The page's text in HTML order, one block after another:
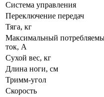
Система управления
Переключение передач
Тяга, кг
Максимальный
ток, А
Сухой вес, кг
Длина ноги, см
Тримм-угол
Скорость